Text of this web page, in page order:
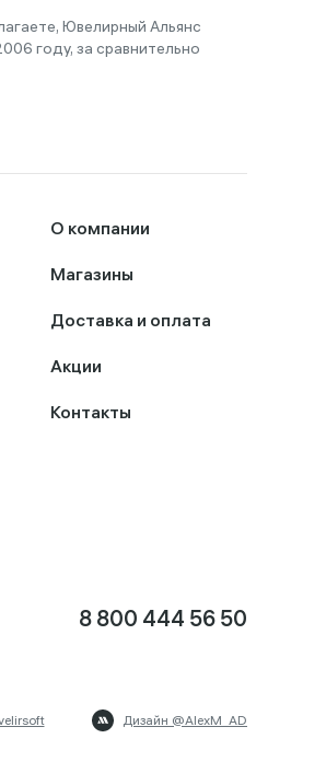
Ювелирный Альянс
году, за сравнительно
О компании
Магазины
Доставка и оплата
Акции
Контакты
8 800 444 56 50
Дизайн @AlexM_AD